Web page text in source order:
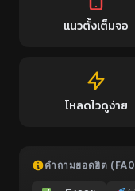
แนวตั้งเต็มจอ
โหลดไวดูง่าย
คำถามยอดฮิต